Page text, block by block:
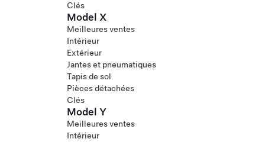
Clés
Model X
Meilleures ventes
Intérieur
Extérieur
Jantes et pneumatiques
Tapis de sol
Pièces détachées
Clés
Model Y
Meilleures ventes
Intérieur